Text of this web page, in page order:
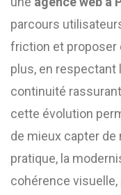
parcours
friction et proposer
plus, en respectant
continuité
cette évolution
de mieux capter de
pratique, la
cohérence